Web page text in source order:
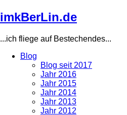
Direkt
zum
imkBerLin.de
...ich fliege auf Bestechendes...
navigation
Blog
Blog seit 2017
Jahr 2016
Jahr 2015
Jahr 2014
Jahr 2013
Jahr 2012